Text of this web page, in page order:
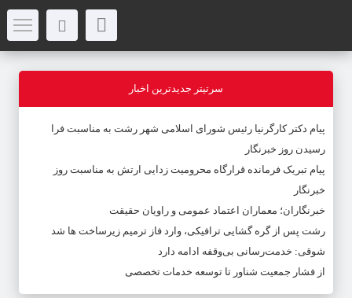
سرتیتر جدیدترین اخبار
پیام دکتر کارگرنیا رئیس شورای اسلامی شهر رشت به مناسبت فرا
رسیدن روز خبرنگار
پیام تبریک فرمانده قرارگاه محرومیت‌ زدایی ارتش به مناسبت روز
خبرنگار
خبرنگاران؛ معماران اعتماد عمومی و راویان حقیقت
رشت پس از گره گشایی ترافیکی، وارد فاز ترمیم زیرساخت ها شد
شوقی: خدمت‌رسانی بی‌وقفه ادامه دارد
از فشار جمعیت شناور تا توسعه خدمات تخصصی